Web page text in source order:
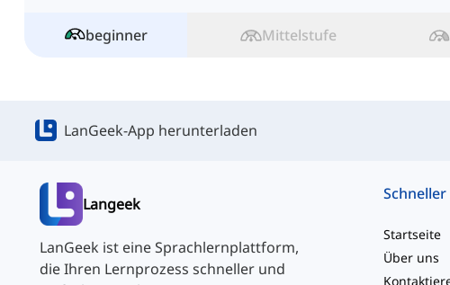
beginner Mittelstufe
LanGeek-App herunterladen
Langeek
LanGeek ist eine Sprachlernplattform,
die Ihren Lernprozess schneller und
Startseite
Über uns